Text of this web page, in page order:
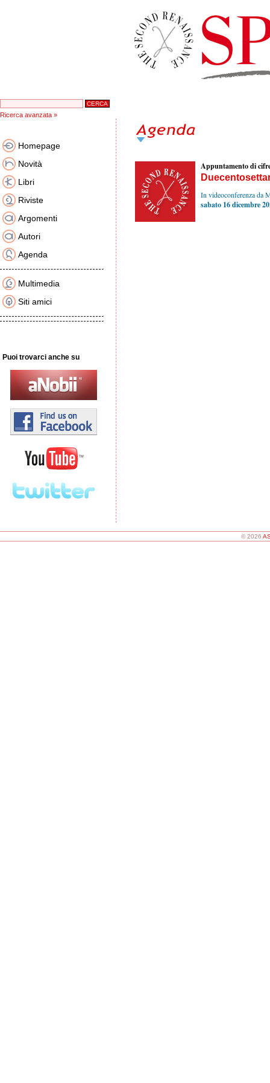
Ricerca avanzata »
Homepage
Novità
Libri
Riviste
Argomenti
Autori
Agenda
Multimedia
Siti amici
Puoi trovarci anche su
Appuntamento di
In videoconferenza da
sabato 16 dicembre
© 2026